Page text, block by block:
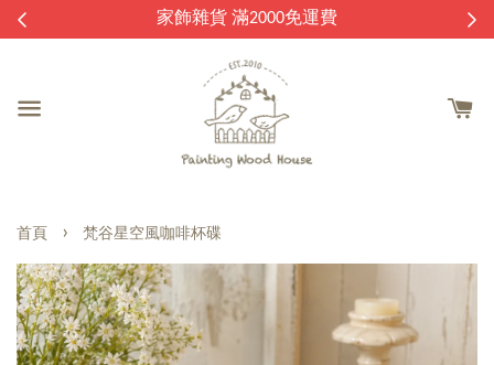
家飾雜貨 滿2000免運費
首頁 › 梵谷星空風咖啡杯碟